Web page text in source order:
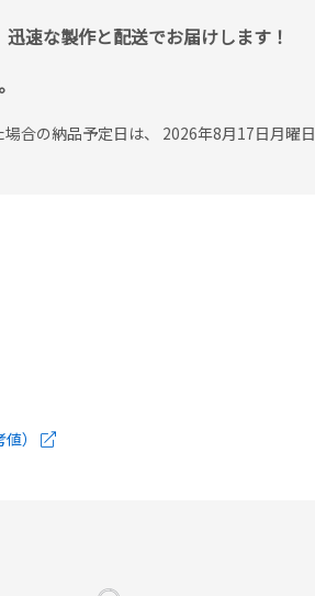
速な製作と配送でお届けします！
合の納品予定日は、 2026年8月17日月曜日
）